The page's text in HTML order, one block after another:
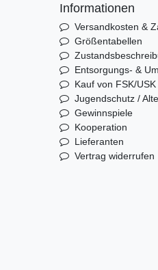
Informationen
Versandkosten &
Größentabellen
Entsorgungs- &
Kauf von FSK/
Jugendschutz /
Gewinnspiele
Kooperation
Lieferanten
Vertrag widerrufen